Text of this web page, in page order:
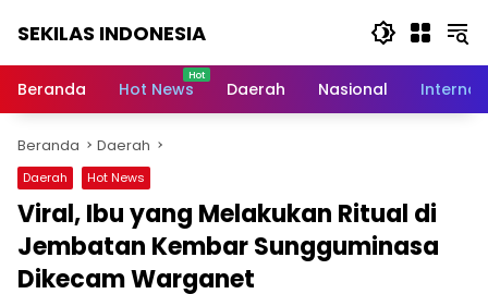
SEKILAS INDONESIA
Terkini,
Latest
World,
Headlines,
News
Today
Beranda Hot News Daerah Nasional
Beranda Daerah
Daerah Hot News
Viral, Ibu yang Melakukan Ritual di
Jembatan Kembar Sungguminasa
Dikecam Warganet